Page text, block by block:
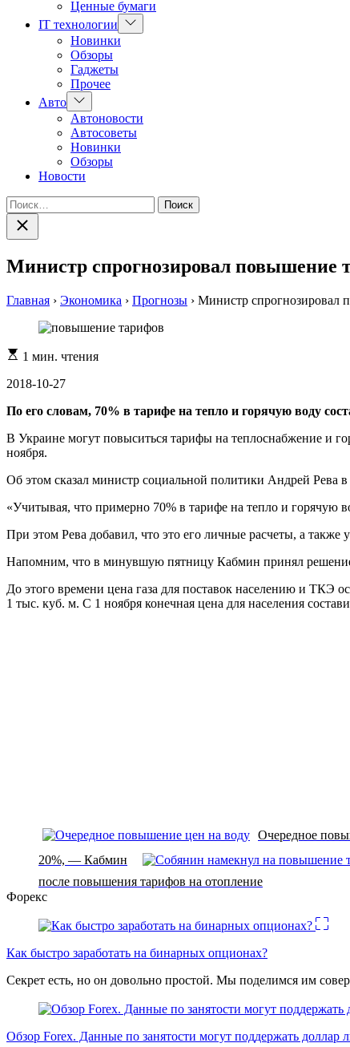
Ценные бумаги
IT технологии
Показать
подменю
Новинки
Обзоры
Гаджеты
Прочее
Авто Показать
подменю
Автоновости
Автосоветы
Новинки
Обзоры
Новости
Найти:
Закрыть
поиск
Министр спрогнозировал повышение
Главная › Экономика › Прогнозы › Министр спрогнозировал
Расчетное
чтения
1 мин. чтения
2018-10-27
По его словам, 70% в тарифе на тепло и горячую воду
В Украине могут повыситься тарифы на теплоснабжение и
ноября.
Об этом сказал министр социальной политики Андрей Рева
«Учитывая, что примерно 70% в тарифе на тепло и горячую
При этом Рева добавил, что это его личные расчеты, а также
Напомним, что в минувшую пятницу Кабмин принял решение
До этого времени цена газа для поставок населению и ТКЭ
1 тыс. куб. м. С 1 ноября конечная цена для населения
Очередное
20%, — Кабмин
после повышения тарифов на отопление
Форекс
Как быстро заработать на бинарных опционах?
Секрет есть, но он довольно простой. Мы поделимся им
Обзор Forex. Данные по занятости могут поддержать доллар